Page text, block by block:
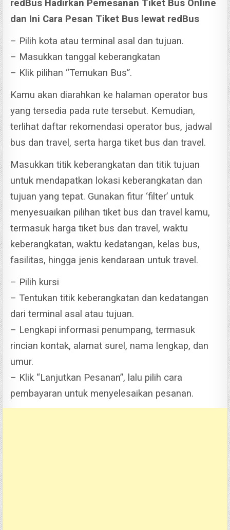
redBus Hadirkan Pemesanan Tiket Bus Online
dan Ini Cara Pesan Tiket Bus lewat redBus
– Pilih kota atau terminal asal dan tujuan.
– Masukkan tanggal keberangkatan
– Klik pilihan “Temukan Bus”.
Kamu akan diarahkan ke halaman operator bus
yang tersedia pada rute tersebut. Kemudian,
terlihat daftar rekomendasi operator bus, jadwal
bus dan travel, serta harga tiket bus dan travel.
Masukkan titik keberangkatan dan titik tujuan
untuk mendapatkan lokasi keberangkatan dan
tujuan yang tepat. Gunakan fitur ‘filter’ untuk
menyesuaikan pilihan tiket bus dan travel kamu,
termasuk harga tiket bus dan travel, waktu
keberangkatan, waktu kedatangan, kelas bus,
fasilitas, hingga jenis kendaraan untuk travel.
– Pilih kursi
– Tentukan titik keberangkatan dan kedatangan
dari terminal asal atau tujuan.
– Lengkapi informasi penumpang, termasuk
rincian kontak, alamat surel, nama lengkap, dan
umur.
– Klik “Lanjutkan Pesanan”, lalu pilih cara
pembayaran untuk menyelesaikan pesanan.